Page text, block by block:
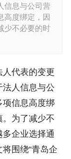
信息与公司营
高度绑定，因
少不必要的时
代表的变更
法人信息与公
项信息高度绑
为了减少不
企业选择通
围绕“青岛企